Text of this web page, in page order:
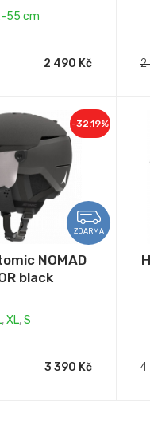
55 cm
2 490 Kč 2
ZDARMA
-32.19%
NOMAD
black
,XL,S
3 390 Kč 4